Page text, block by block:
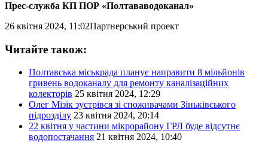
Прес-служба КП ПОР «Полтававодоканал»
26 квітня 2024, 11:02Партнерський проект
Читайте також:
Полтавська міськрада планує направити 8 мільйонів
гривень водоканалу для ремонту каналізаційних
колекторів 25 квітня 2024, 12:29
Олег Мізік зустрівся зі споживачами Зіньківського
підрозділу 23 квітня 2024, 20:14
22 квітня у частини мікрорайону ГРЛ буде відсутнє
водопостачання 21 квітня 2024, 10:40